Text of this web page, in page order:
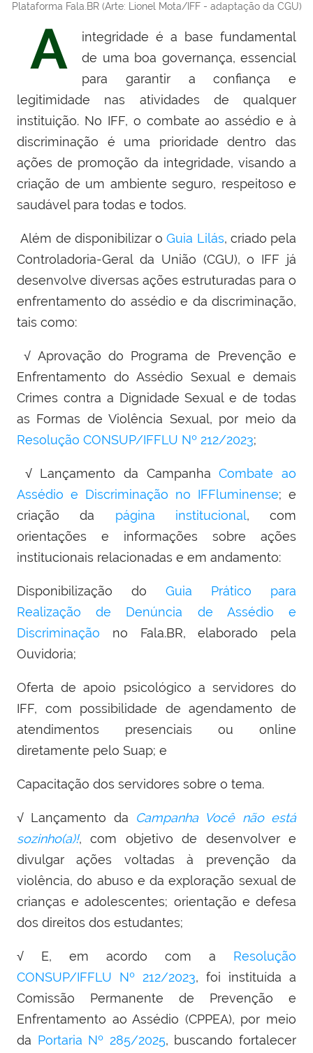
Plataforma Fala.BR (Arte: Lionel Mota/IFF - adaptação da CGU)
A
integridade é a base fundamental
de uma boa governança, essencial
para garantir a confiança e
legitimidade nas atividades de qualquer
instituição. No IFF, o combate ao assédio e à
discriminação é uma prioridade dentro das
ações de promoção da integridade, visando a
criação de um ambiente seguro, respeitoso e
saudável para todas e todos.
Além de disponibilizar oGuia Lilás, criado pela
Controladoria-Geral da União (CGU), o IFF já
desenvolve diversas ações estruturadas para o
enfrentamento do assédio e da discriminação,
tais como:
√ Aprovação do Programa de Prevenção e
Enfrentamento do Assédio Sexual e demais
Crimes contra a Dignidade Sexual e de todas
as Formas de Violência Sexual, por meio da
Resolução CONSUP/IFFLU Nº 212/2023;
√ Lançamento da CampanhaCombate ao
Assédio e Discriminação no IFFluminense; e
criação da página institucional, com
orientações e informações sobre ações
institucionais relacionadas e em andamento:
Disponibilização do Guia Prático para
Realização de Denúncia de Assédio e
Discriminação no Fala.BR, elaborado pela
Ouvidoria;
Oferta de apoio psicológico a servidores do
IFF, com possibilidade de agendamento de
atendimentos presenciais ou online
diretamente pelo Suap; e
Capacitação dos servidores sobre o tema.
√ Lançamento da Campanha Você não está
sozinho(a)!, com objetivo de desenvolver e
divulgar ações voltadas à prevenção da
violência, do abuso e da exploração sexual de
crianças e adolescentes; orientação e defesa
dos direitos dos estudantes;
√ E, em acordo com a Resolução
CONSUP/IFFLU Nº 212/2023, foi instituída a
Comissão Permanente de Prevenção e
Enfrentamento ao Assédio (CPPEA), por meio
da Portaria Nº 285/2025, buscando fortalecer